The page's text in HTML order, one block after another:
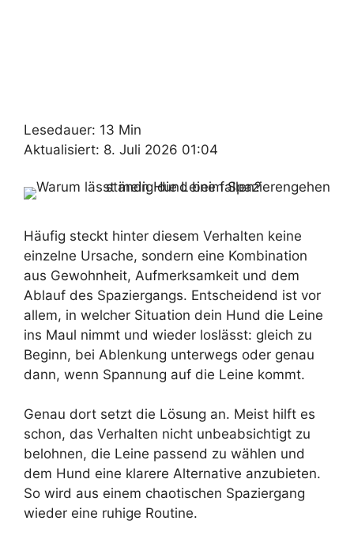
Lesedauer: 13 Min
Aktualisiert: 8. Juli 2026 01:04
Häufig steckt hinter diesem Verhalten keine
einzelne Ursache, sondern eine Kombination
aus Gewohnheit, Aufmerksamkeit und dem
Ablauf des Spaziergangs. Entscheidend ist vor
allem, in welcher Situation dein Hund die Leine
ins Maul nimmt und wieder loslässt: gleich zu
Beginn, bei Ablenkung unterwegs oder genau
dann, wenn Spannung auf die Leine kommt.
Genau dort setzt die Lösung an. Meist hilft es
schon, das Verhalten nicht unbeabsichtigt zu
belohnen, die Leine passend zu wählen und
dem Hund eine klarere Alternative anzubieten.
So wird aus einem chaotischen Spaziergang
wieder eine ruhige Routine.